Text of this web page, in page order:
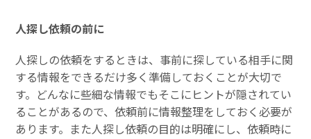
人探し依頼の前に
人探しの依頼をするときは、事前に探している相手に関
する情報をできるだけ多く準備しておくことが大切で
す。どんなに些細な情報でもそこにヒントが隠されてい
ることがあるので、依頼前に情報整理をしておく必要が
あります。また人探し依頼の目的は明確にし、依頼時に